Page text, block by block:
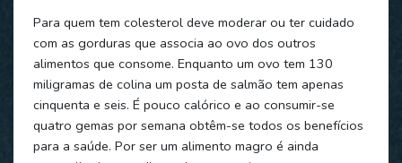
Para quem tem colesterol deve moderar ou ter cuidado
com as gorduras que associa ao ovo dos outros
alimentos que consome. Enquanto um ovo tem 130
miligramas de colina um posta de salmão tem apenas
cinquenta e seis. É pouco calórico e ao consumir-se
quatro gemas por semana obtêm-se todos os benefícios
para a saúde. Por ser um alimento magro é ainda